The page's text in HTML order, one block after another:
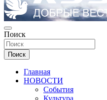
R55.RU
ДОБРЫЕ ВЕСТИ ИЗ ОМСКА
Поиск
Поиск
Главная
НОВОСТИ
События
Культура